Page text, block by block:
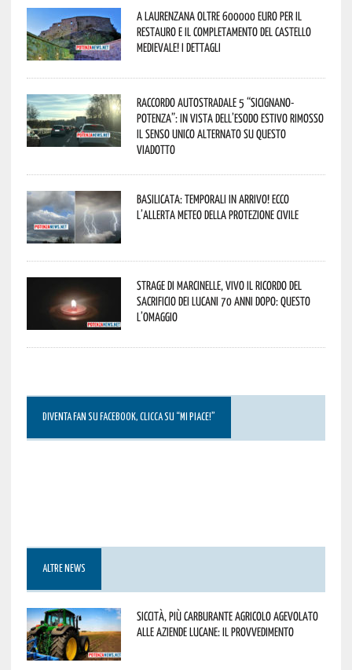
A Laurenzana oltre 600000 euro per il
restauro e il completamento del Castello
Medievale! I dettagli
Raccordo Autostradale 5 “Sicignano-
Potenza”: in vista dell’esodo estivo rimosso
il senso unico alternato su questo
viadotto
Basilicata: temporali in arrivo! Ecco
l’allerta meteo della Protezione civile
Strage di Marcinelle, vivo il ricordo del
sacrificio dei lucani 70 anni dopo: questo
l’omaggio
DIVENTA FAN SU FACEBOOK, CLICCA SU “MI PIACE!”
ALTRE NEWS
Siccità, più carburante agricolo agevolato
alle aziende lucane: il provvedimento